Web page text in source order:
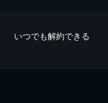
いつでも解約できる